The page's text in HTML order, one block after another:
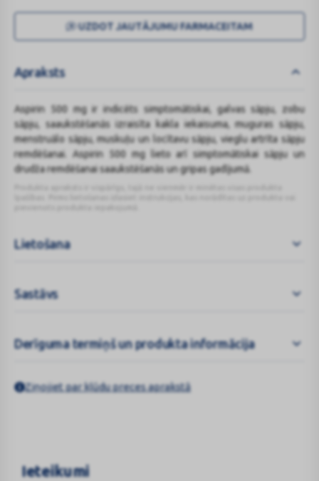
UZDOT JAUTĀJUMU FARMACEITAM
Apraksts
Aspirin 500 mg ir indicēts simptomātiskai, galvas sāpju, zobu
sāpju, saaukstēšanās izraisīta kakla iekaisuma, muguras sāpju,
menstruālo sāpju, muskuļu un locītavu sāpju, vieglu artrīta sāpju
remdēšanai. Aspirin 500 mg lieto arī simptomātiskai sāpju un
drudža remdēšanai saaukstēšanās un gripas gadījumā.
Lietošana
Sastāvs
Derīguma termiņš un produkta informācija
Ziņojiet par kļūdu preces aprakstā
Ieteikumi